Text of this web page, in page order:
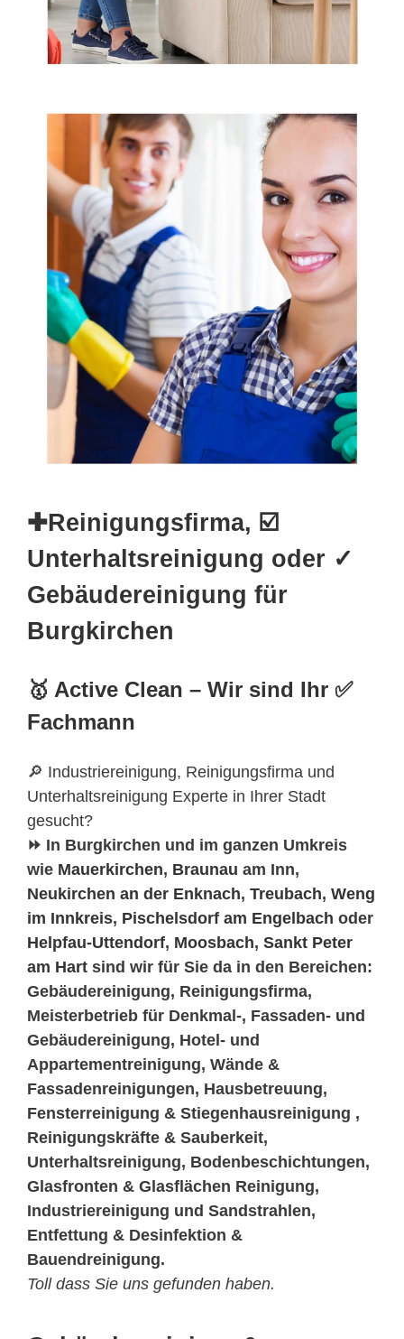
✚Reinigungsfirma, ☑️
Unterhaltsreinigung oder ✓
Gebäudereinigung für
Burgkirchen
🥇 Active Clean – Wir sind Ihr ✅
Fachmann
🔎 Industriereinigung, Reinigungsfirma und
Unterhaltsreinigung Experte in Ihrer Stadt
gesucht?
⏩ In Burgkirchen und im ganzen Umkreis
wie Mauerkirchen, Braunau am Inn,
Neukirchen an der Enknach, Treubach, Weng
im Innkreis, Pischelsdorf am Engelbach oder
Helpfau-Uttendorf, Moosbach, Sankt Peter
am Hart sind wir für Sie da in den Bereichen:
Gebäudereinigung, Reinigungsfirma,
Meisterbetrieb für Denkmal-, Fassaden- und
Gebäudereinigung, Hotel- und
Appartementreinigung, Wände &
Fassadenreinigungen, Hausbetreuung,
Fensterreinigung & Stiegenhausreinigung ,
Reinigungskräfte & Sauberkeit,
Unterhaltsreinigung, Bodenbeschichtungen,
Glasfronten & Glasflächen Reinigung,
Industriereinigung und Sandstrahlen,
Entfettung & Desinfektion &
Bauendreinigung.
Toll dass Sie uns gefunden haben.